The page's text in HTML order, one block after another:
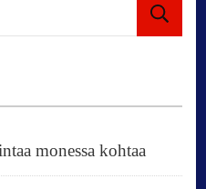
monessa kohtaa